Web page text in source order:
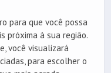
para que você possa
próxima à sua região.
você visualizará
para escolher o